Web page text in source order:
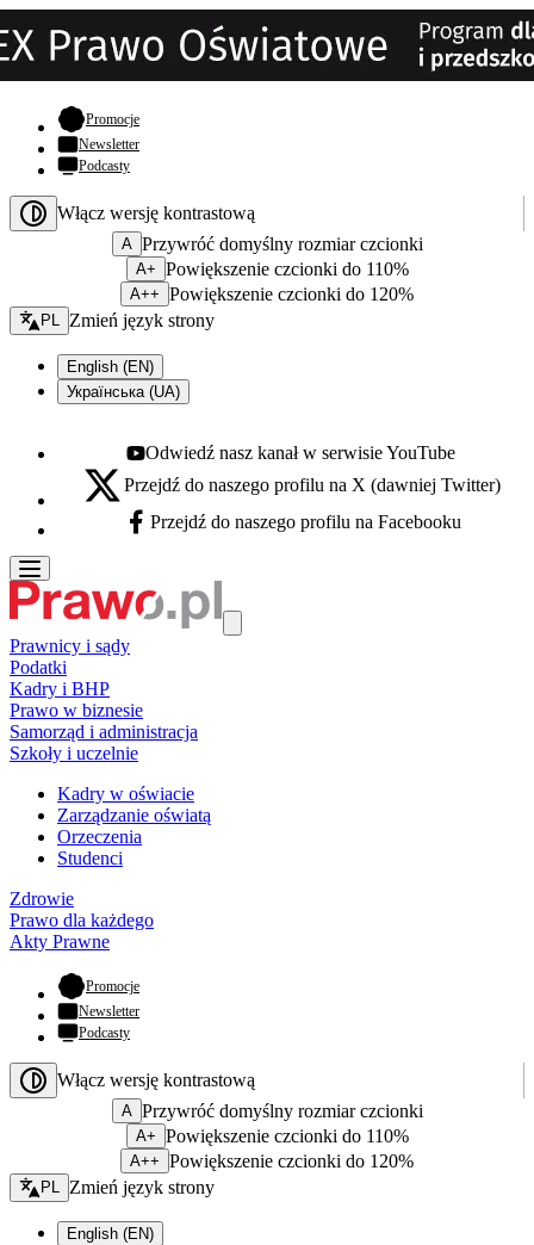
Promocje- otwiera się w nowej karcie
Newsletter
Podcasty
Włącz wersję kontrastową
A Przywróć domyślny rozmiar czcionki
A+ Powiększenie czcionki do 110%
A++ Powiększenie czcionki do 120%
Zmień język - bieżący:
PL Zmień język strony
English (EN)
Українська (UA)
Youtube - otwiera się w nowej karcie
Odwiedź nasz kanał w serwisie YouTube
X - otwiera się w nowej karcie
Przejdź do naszego profilu na X (dawniej Twitter)
Facebook - otwiera się w nowej karcie
Przejdź do naszego profilu na Facebooku
Prawnicy i sądy
Podatki
Kadry i BHP
Prawo w biznesie
Samorząd i administracja
Szkoły i uczelnie
Kadry w oświacie
Zarządzanie oświatą
Orzeczenia
Studenci
Zdrowie
Prawo dla każdego
Akty Prawne
Promocje- otwiera się w nowej karcie
Newsletter
Podcasty
Włącz wersję kontrastową
A Przywróć domyślny rozmiar czcionki
A+ Powiększenie czcionki do 110%
A++ Powiększenie czcionki do 120%
Zmień język - bieżący:
PL Zmień język strony
English (EN)